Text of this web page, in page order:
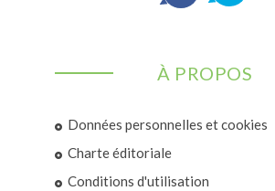
À PROPOS
Données personnelles et cookies
Charte éditoriale
Conditions d'utilisation